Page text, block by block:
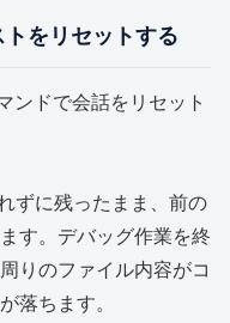
をリセットする
ンドで会話をリセット
ずに残ったまま、前の
す。デバッグ作業を終
りのファイル内容がコ
落ちます。